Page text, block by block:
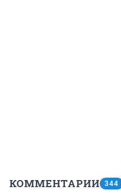
КОММЕНТАРИИ 344